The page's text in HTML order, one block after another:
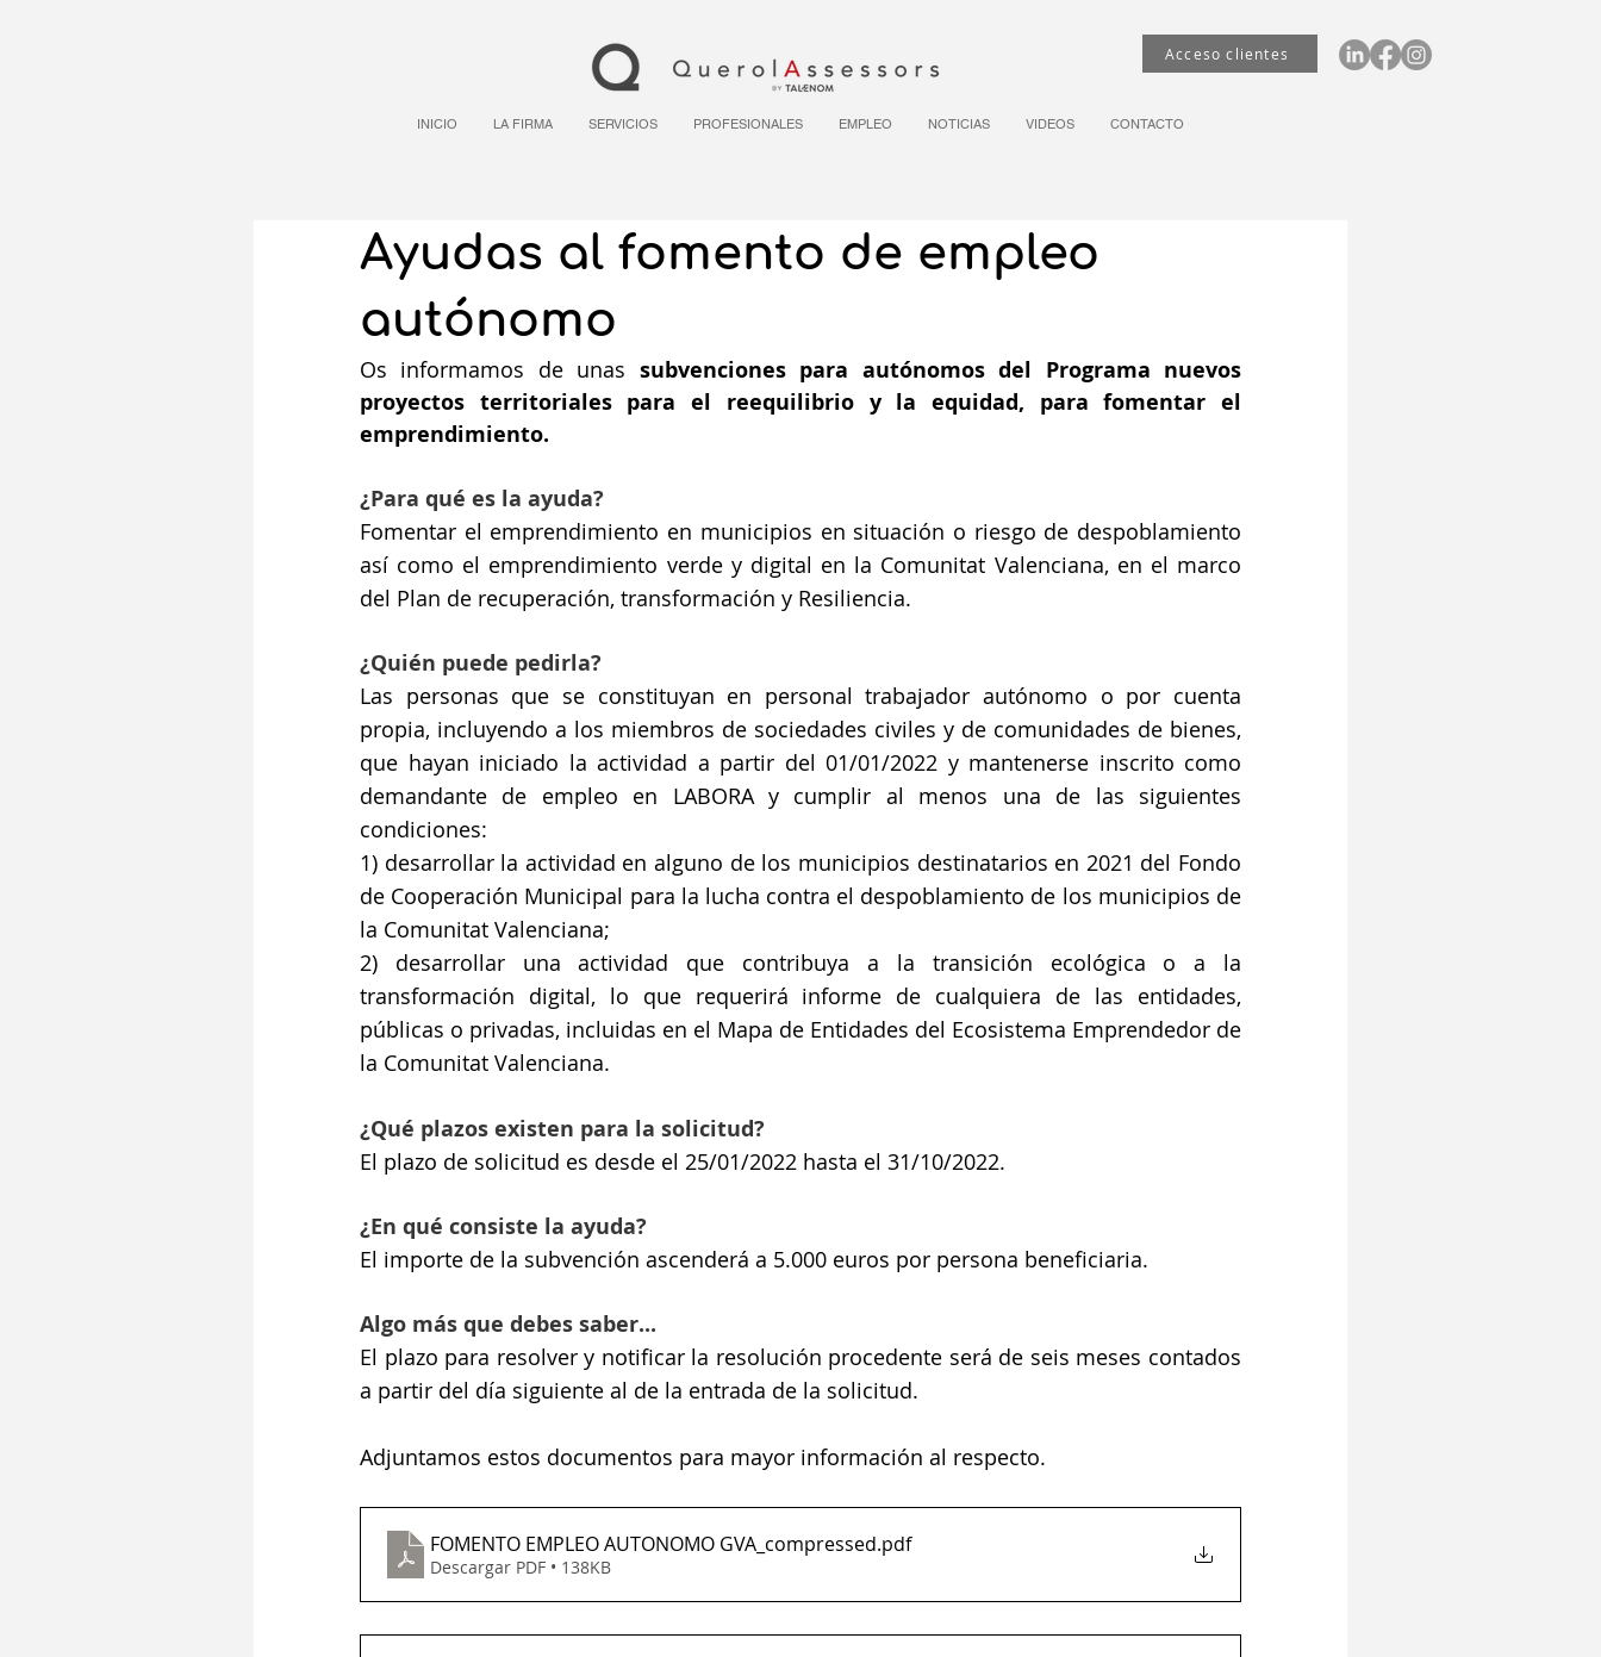
Acceso clientes
INICIO LA FIRMA SERVICIOS PROFESIONALES EMPLEO NOTICIAS VIDEOS CONTACTO
Ayudas al fomento de empleo
autónomo
Os informamos de unas subvenciones para autónomos del Programa nuevos
proyectos territoriales para el reequilibrio y la equidad, para fomentar el
emprendimiento.
¿Para qué es la ayuda?
Fomentar el emprendimiento en municipios en situación o riesgo de despoblamiento
así como el emprendimiento verde y digital en la Comunitat Valenciana, en el marco
del Plan de recuperación, transformación y Resiliencia.
¿Quién puede pedirla?
Las personas que se constituyan en personal trabajador autónomo o por cuenta
propia, incluyendo a los miembros de sociedades civiles y de comunidades de bienes,
que hayan iniciado la actividad a partir del 01/01/2022 y mantenerse inscrito como
demandante de empleo en LABORA y cumplir al menos una de las siguientes
condiciones:
1) desarrollar la actividad en alguno de los municipios destinatarios en 2021 del Fondo
de Cooperación Municipal para la lucha contra el despoblamiento de los municipios de
la Comunitat Valenciana;
2) desarrollar una actividad que contribuya a la transición ecológica o a la
transformación digital, lo que requerirá informe de cualquiera de las entidades,
públicas o privadas, incluidas en el Mapa de Entidades del Ecosistema Emprendedor de
la Comunitat Valenciana.
¿Qué plazos existen para la solicitud?
El plazo de solicitud es desde el 25/01/2022 hasta el 31/10/2022.
¿En qué consiste la ayuda?
El importe de la subvención ascenderá a 5.000 euros por persona beneficiaria.
Algo más que debes saber...
El plazo para resolver y notificar la resolución procedente será de seis meses contados
a partir del día siguiente al de la entrada de la solicitud.
Adjuntamos estos documentos para mayor información al respecto.
FOMENTO EMPLEO AUTONOMO GVA_compressed.pdf
Descargar PDF • 138KB